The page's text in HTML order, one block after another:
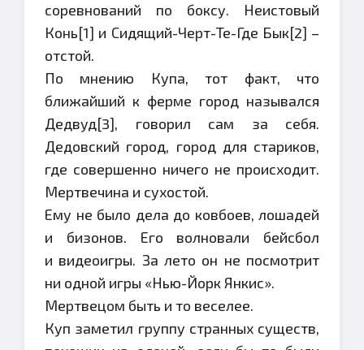
соревнований по боксу. Неистовый
Конь[1] и Сидящий-Черт-Те-Где Бык[2] –
отстой.
По мнению Купа, тот факт, что
ближайший к ферме город назывался
Дедвуд[3], говорил сам за себя.
Дедовский город, город для стариков,
где совершенно ничего не происходит.
Мертвечина и сухостой.
Ему не было дела до ковбоев, лошадей
и бизонов. Его волновали бейсбол
и видеоигры. За лето он не посмотрит
ни одной игры «Нью-Йорк Янкис».
Мертвецом быть и то веселее.
Куп заметил группу странных существ,